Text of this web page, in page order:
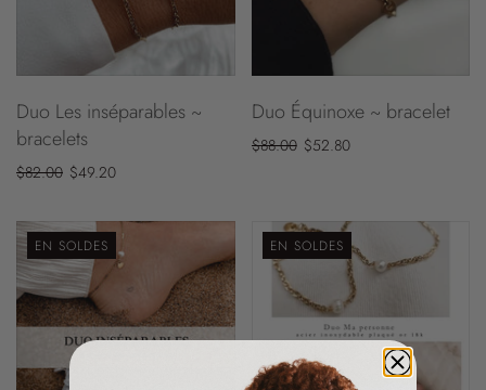
Duo Les inséparables ~
bracelets
$82.00 $49.20
Duo Équinoxe ~ bracelet
$88.00 $52.80
EN SOLDES EN SOLDES